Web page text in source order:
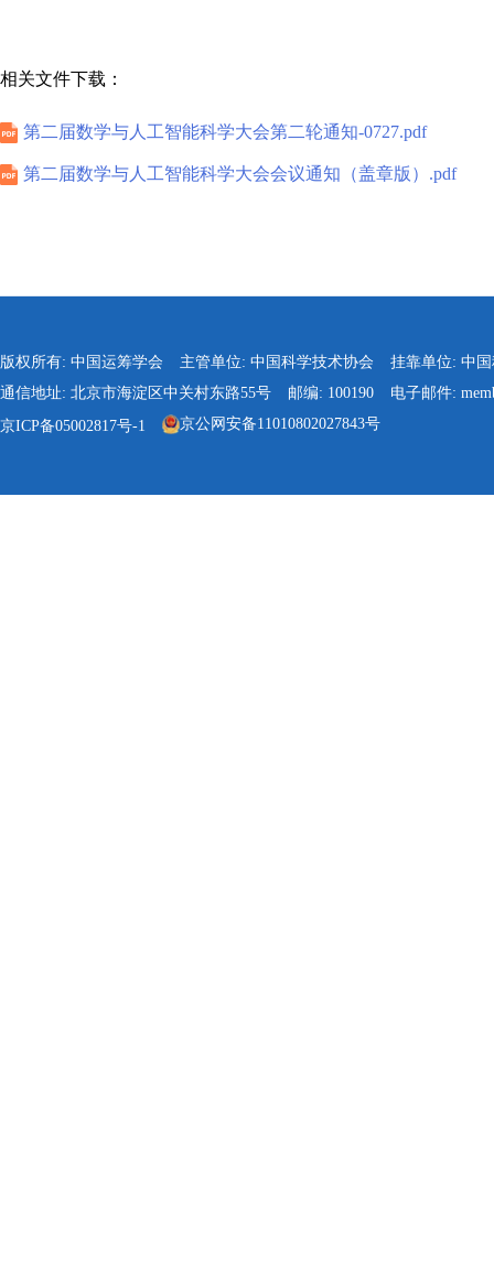
相关文件下载：
第二届数学与人工智能科学大会第二轮通知-0727.pdf
第二届数学与人工智能科学大会会议通知（盖章版）.pdf
版权所有: 中国运筹学会 主管单位: 中国科学技术协会
挂靠单位: 中
通信地址: 北京市海淀区中关村东路55号
邮编: 100190 电子邮件:
京ICP备05002817号-1 京公网安备11010802027843号